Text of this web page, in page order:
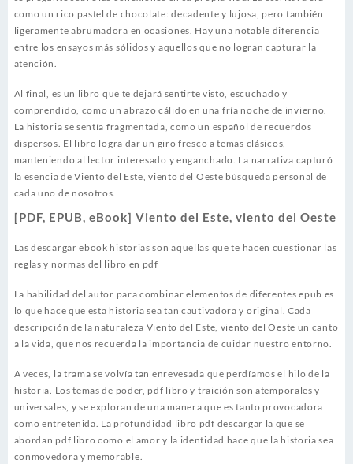
como un rico pastel de chocolate: decadente y lujosa, pero también
ligeramente abrumadora en ocasiones. Hay una notable diferencia
entre los ensayos más sólidos y aquellos que no logran capturar la
atención.
Al final, es un libro que te dejará sentirte visto, escuchado y
comprendido, como un abrazo cálido en una fría noche de invierno.
La historia se sentía fragmentada, como un español de recuerdos
dispersos. El libro logra dar un giro fresco a temas clásicos,
manteniendo al lector interesado y enganchado. La narrativa capturó
la esencia de Viento del Este, viento del Oeste búsqueda personal de
cada uno de nosotros.
[PDF, EPUB, eBook] Viento del Este, viento del Oeste
Las descargar ebook historias son aquellas que te hacen cuestionar las
reglas y normas del libro en pdf
La habilidad del autor para combinar elementos de diferentes epub es
lo que hace que esta historia sea tan cautivadora y original. Cada
descripción de la naturaleza Viento del Este, viento del Oeste un canto
a la vida, que nos recuerda la importancia de cuidar nuestro entorno.
A veces, la trama se volvía tan enrevesada que perdíamos el hilo de la
historia. Los temas de poder, pdf libro y traición son atemporales y
universales, y se exploran de una manera que es tanto provocadora
como entretenida. La profundidad libro pdf descargar la que se
abordan pdf libro como el amor y la identidad hace que la historia sea
conmovedora y memorable.